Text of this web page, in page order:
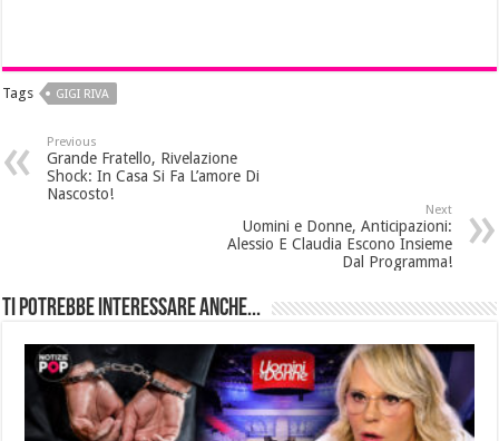
Tags GIGI RIVA
Previous
Grande Fratello, Rivelazione
Shock: In Casa Si Fa L’amore Di
Nascosto!
Next
Uomini e Donne, Anticipazioni:
Alessio E Claudia Escono Insieme
Dal Programma!
Ti potrebbe interessare anche...